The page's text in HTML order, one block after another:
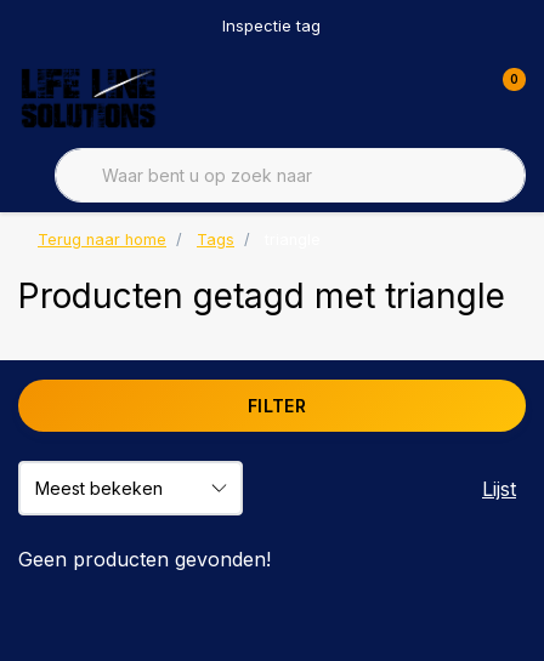
Inspectie tag
0
Terug naar home Tags
Producten getagd met triangle
FILTER
Lijst
Geen producten gevonden!